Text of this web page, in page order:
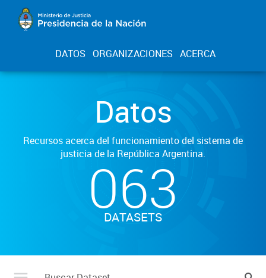
DATOS ORGANIZACIONES ACERCA
Datos
Recursos acerca del funcionamiento del sistema de
justicia de la República Argentina.
063
DATASETS